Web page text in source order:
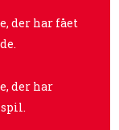
der har fået
der har